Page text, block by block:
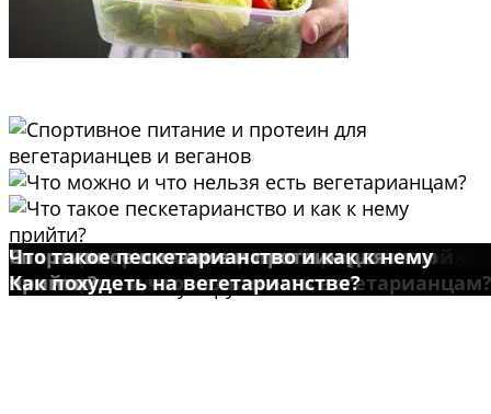
Известные люди вегетарианцы
Реальные интервью людей, вернувшихся к
поеданию мяса
Вегетарианство и спорт: набор мышечной
массы без мяса
Как вегетарианство влияет на организм
человека?
Книги о вегетарианстве
Спортивное питание и протеин для
вегетарианцев и веганов
Что можно и что нельзя есть вегетарианцам?
Что такое пескетарианство и как к нему
прийти?
Как похудеть на вегетарианстве?
© 2015-2021 БезПуза.ру